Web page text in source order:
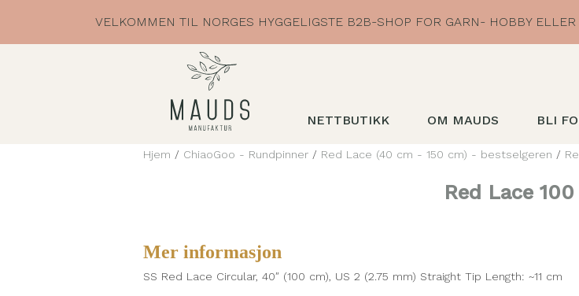
content
VELKOMMEN TIL NORGES HYGGELIGSTE B2B-SHOP FOR GARN- HOBBY ELLER
NETTBUTIKK OM MAUDS BLI
Hjem / ChiaoGoo - Rundpinner / Red Lace (40 cm - 150 cm) - bestselgeren /
Red Lace
Mer informasjon
SS Red Lace Circular, 40″ (100 cm), US 2 (2.75 mm) Straight Tip Length: ~11 cm